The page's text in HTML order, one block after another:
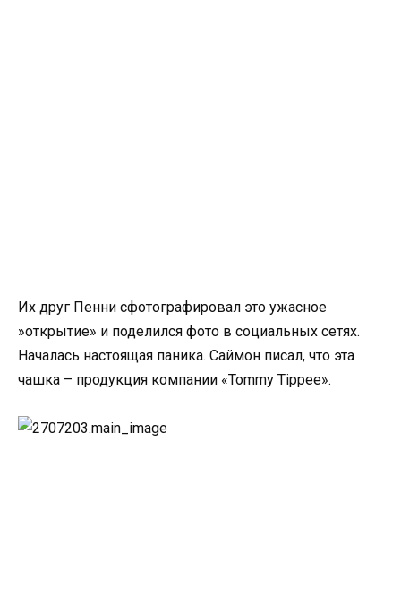
Их друг Пенни сфотографировал это ужасное
»открытие» и поделился фото в социальных сетях.
Началась настоящая паника. Саймон писал, что эта
чашка – продукция компании «Tommy Tippee».